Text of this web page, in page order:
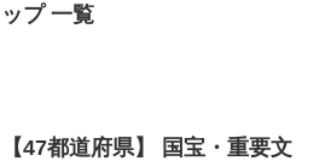
ップ 一覧
【47都道府県】 国宝・重要文